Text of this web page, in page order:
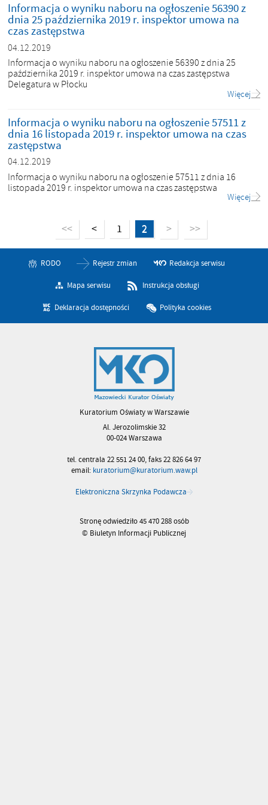
Informacja o wyniku naboru na ogłoszenie 56390 z
dnia 25 października 2019 r. inspektor umowa na
czas zastępstwa
04.12.2019
Informacja o wyniku naboru na ogłoszenie 56390 z dnia 25
października 2019 r. inspektor umowa na czas zastępstwa
Delegatura w Płocku
Więcej
Informacja o wyniku naboru na ogłoszenie 57511 z
dnia 16 listopada 2019 r. inspektor umowa na czas
zastępstwa
04.12.2019
Informacja o wyniku naboru na ogłoszenie 57511 z dnia 16
listopada 2019 r. inspektor umowa na czas zastępstwa
Więcej
<< < 1 2 > >>
RODO Rejestr zmian Redakcja serwisu
Mapa serwisu Instrukcja obsługi
Deklaracja dostępności Polityka cookies
Kuratorium Oświaty w Warszawie
Al. Jerozolimskie 32
00-024 Warszawa
tel. centrala 22 551 24 00, faks 22 826 64 97
email: kuratorium@kuratorium.waw.pl
Elektroniczna Skrzynka Podawcza
Stronę odwiedziło 45 470 288 osób
© Biuletyn Informacji Publicznej